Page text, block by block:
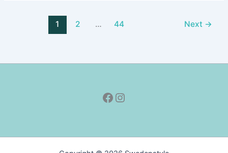
フ
秋
1 2 … 44 Next →
Facebook
Instagram